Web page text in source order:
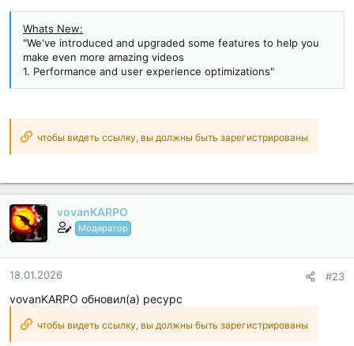
Whats New:
"We've introduced and upgraded some features to help you
make even more amazing videos
1. Performance and user experience optimizations"
чтобы видеть ссылку, вы должны быть зарегистрированы
vovanKARPO
Модератор
18.01.2026 #23
vovanKARPO обновил(а) ресурс
чтобы видеть ссылку, вы должны быть зарегистрированы